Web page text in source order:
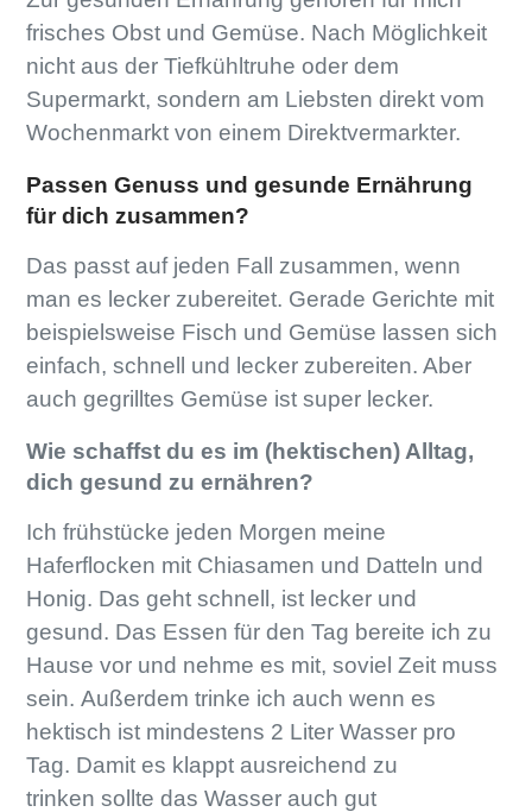
frisches Obst und Gemüse. Nach Möglichkeit
nicht aus der Tiefkühltruhe oder dem
Supermarkt, sondern am Liebsten direkt vom
Wochenmarkt von einem Direktvermarkter.
Passen Genuss und gesunde Ernährung
für dich zusammen?
Das passt auf jeden Fall zusammen, wenn
man es lecker zubereitet. Gerade Gerichte mit
beispielsweise Fisch und Gemüse lassen sich
einfach, schnell und lecker zubereiten. Aber
auch gegrilltes Gemüse ist super lecker.
Wie schaffst du es im (hektischen) Alltag,
dich gesund zu ernähren?
Ich frühstücke jeden Morgen meine
Haferflocken mit Chiasamen und Datteln und
Honig. Das geht schnell, ist lecker und
gesund. Das Essen für den Tag bereite ich zu
Hause vor und nehme es mit, soviel Zeit muss
sein. Außerdem trinke ich auch wenn es
hektisch ist mindestens 2 Liter Wasser pro
Tag. Damit es klappt ausreichend zu
trinken sollte das Wasser auch gut